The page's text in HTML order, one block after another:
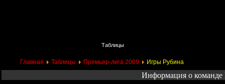
Таблицы
Главная Таблицы Премьер-лига 2009 Игры Рубина
Информация о команде